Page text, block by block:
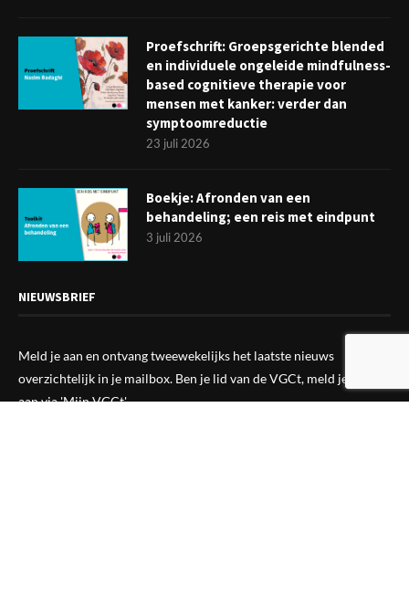
Proefschrift: Groepsgerichte blended
en individuele ongeleide mindfulness-
based cognitieve therapie voor
mensen met kanker: verder dan
symptoomreductie
23 juli 2026
Boekje: Afronden van een
behandeling; een reis met eindpunt
3 juli 2026
NIEUWSBRIEF
Meld je aan en ontvang tweewekelijks het laatste nieuws
overzichtelijk in je mailbox. Ben je lid van de VGCt, meld je dan
aan via'Mijn VGCt'.